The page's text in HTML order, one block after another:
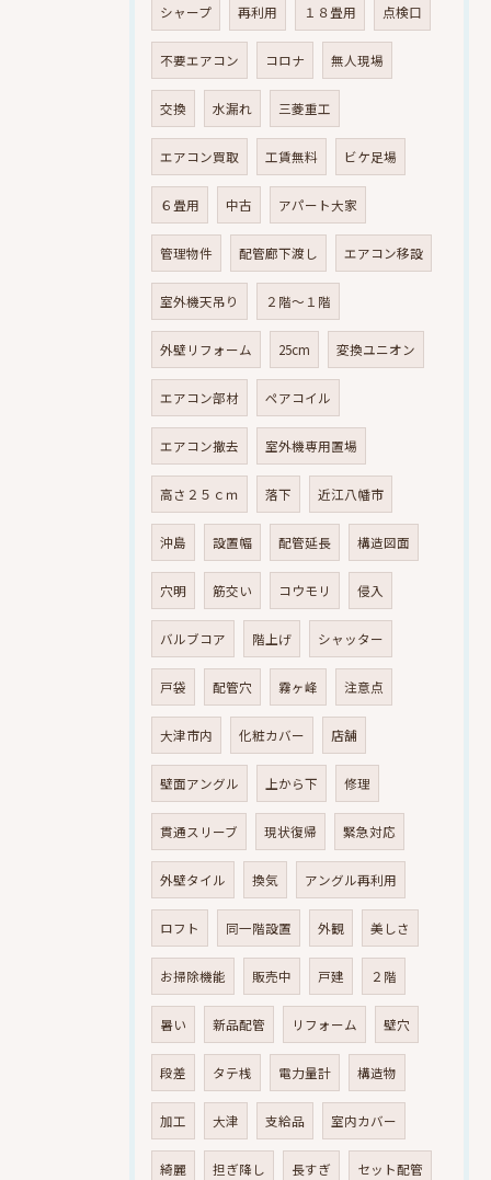
シャープ 再利用 １８畳用 点検口
不要エアコン コロナ 無人現場
交換 水漏れ 三菱重工
エアコン買取 工賃無料 ビケ足場
６畳用 中古 アパート大家
管理物件 配管廊下渡し エアコン移設
室外機天吊り ２階～１階
外壁リフォーム 25cm 変換ユニオン
エアコン部材 ペアコイル
エアコン撤去 室外機専用置場
高さ２５ｃｍ 落下 近江八幡市
沖島 設置幅 配管延長 構造図面
穴明 筋交い コウモリ 侵入
バルブコア 階上げ シャッター
戸袋 配管穴 霧ヶ峰 注意点
大津市内 化粧カバー 店舗
壁面アングル 上から下 修理
貫通スリーブ 現状復帰 緊急対応
外壁タイル 換気 アングル再利用
ロフト 同一階設置 外観 美しさ
お掃除機能 販売中 戸建 ２階
暑い 新品配管 リフォーム 壁穴
段差 タテ桟 電力量計 構造物
加工 大津 支給品 室内カバー
綺麗 担ぎ降し 長すぎ セット配管